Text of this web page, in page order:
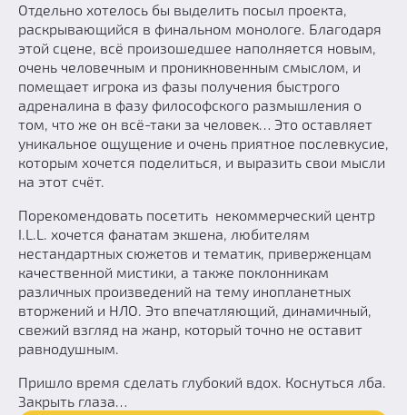
Отдельно хотелось бы выделить посыл проекта,
раскрывающийся в финальном монологе. Благодаря
этой сцене, всё произошедшее наполняется новым,
очень человечным и проникновенным смыслом, и
помещает игрока из фазы получения быстрого
адреналина в фазу философского размышления о
том, что же он всё-таки за человек… Это оставляет
уникальное ощущение и очень приятное послевкусие,
которым хочется поделиться, и выразить свои мысли
на этот счёт.
Порекомендовать посетить некоммерческий центр
I.L.L. хочется фанатам экшена, любителям
нестандартных сюжетов и тематик, приверженцам
качественной мистики, а также поклонникам
различных произведений на тему инопланетных
вторжений и НЛО. Это впечатляющий, динамичный,
свежий взгляд на жанр, который точно не оставит
равнодушным.
Пришло время сделать глубокий вдох. Коснуться лба.
Закрыть глаза…